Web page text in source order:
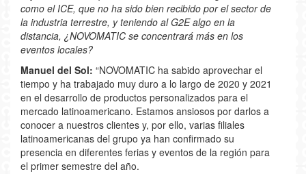
como el ICE, que no ha sido bien recibido por el sector de
la industria terrestre, y teniendo al G2E algo en la
distancia, ¿NOVOMATIC se concentrará más en los
eventos locales?
Manuel del Sol: “NOVOMATIC ha sabido aprovechar el
tiempo y ha trabajado muy duro a lo largo de 2020 y 2021
en el desarrollo de productos personalizados para el
mercado latinoamericano. Estamos ansiosos por darlos a
conocer a nuestros clientes y, por ello, varias filiales
latinoamericanas del grupo ya han confirmado su
presencia en diferentes ferias y eventos de la región para
el primer semestre del año.